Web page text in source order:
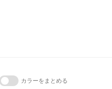
カラーをまとめる